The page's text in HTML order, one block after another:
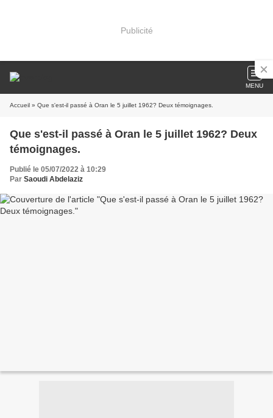
Publicité
MENU
Accueil » Que s'est-il passé à Oran le 5 juillet 1962? Deux témoignages.
Que s'est-il passé à Oran le 5 juillet 1962? Deux
témoignages.
Publié le 05/07/2022 à 10:29
Par Saoudi Abdelaziz